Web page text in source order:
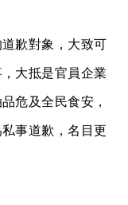
歉對象，大致可
大抵是官員企業
危及全民食安，
事道歉，名目更